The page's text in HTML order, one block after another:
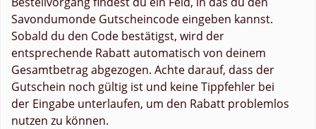
Savondumonde Gutscheincode eingeben kannst.
Sobald du den Code bestätigst, wird der
entsprechende Rabatt automatisch von deinem
Gesamtbetrag abgezogen. Achte darauf, dass der
Gutschein noch gültig ist und keine Tippfehler bei
der Eingabe unterlaufen, um den Rabatt problemlos
nutzen zu können.